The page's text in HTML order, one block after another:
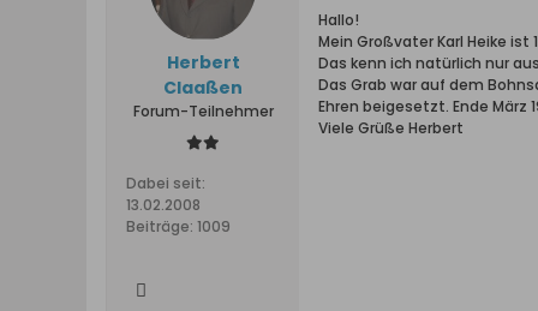
Herbert
Claaßen
Forum-Teilnehmer
Dabei seit:
13.02.2008
Beiträge: 1009
Hallo!
Mein Großvater Karl Heike ist
Das kenn ich natürlich nur
Das Grab war auf dem
Ehren beigesetzt. Ende
Viele Grüße Herbert